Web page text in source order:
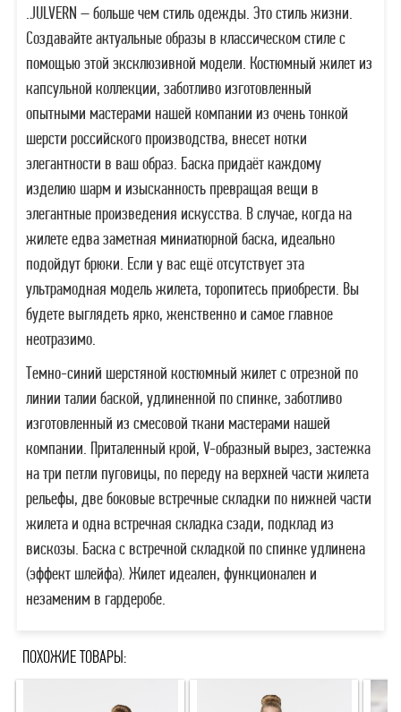
.JULVERN – больше чем стиль одежды. Это стиль жизни.
Создавайте актуальные образы в классическом стиле с
помощью этой эксклюзивной модели. Костюмный жилет из
капсульной коллекции, заботливо изготовленный
опытными мастерами нашей компании из очень тонкой
шерсти российского производства, внесет нотки
элегантности в ваш образ. Баска придаёт каждому
изделию шарм и изысканность превращая вещи в
элегантные произведения искусства. В случае, когда на
жилете едва заметная миниатюрной баска, идеально
подойдут брюки. Если у вас ещё отсутствует эта
ультрамодная модель жилета, торопитесь приобрести. Вы
будете выглядеть ярко, женственно и самое главное
неотразимо.
Темно-синий шерстяной костюмный жилет с отрезной по
линии талии баской, удлиненной по спинке, заботливо
изготовленный из смесовой ткани мастерами нашей
компании. Приталенный крой, V-образный вырез, застежка
на три петли пуговицы, по переду на верхней части жилета
рельефы, две боковые встречные складки по нижней части
жилета и одна встречная складка сзади, подклад из
вискозы. Баска с встречной складкой по спинке удлинена
(эффект шлейфа). Жилет идеален, функционален и
незаменим в гардеробе.
ПОХОЖИЕ ТОВАРЫ: